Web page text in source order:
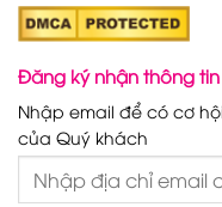
Đăng ký nhận thông
Nhập email để có cơ
của Quý khách